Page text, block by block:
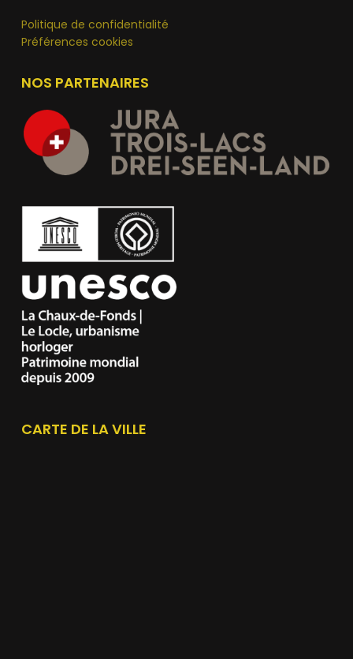
Politique de confidentialité
Préférences cookies
NOS PARTENAIRES
CARTE DE LA VILLE